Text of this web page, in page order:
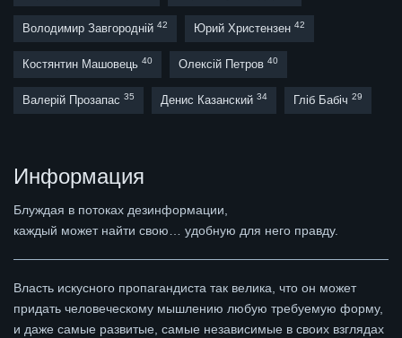
Володимир Завгородній 42 Юрий Христензен 42
Костянтин Машовець 40 Олексій Петров 40
Валерій Прозапас 35 Денис Казанский 34 Гліб Бабіч 29
Информация
Блуждая в потоках дезинформации,
каждый может найти свою… удобную для него правду.
Власть искусного пропагандиста так велика, что он может
придать человеческому мышлению любую требуемую форму,
и даже самые развитые, самые независимые в своих взглядах